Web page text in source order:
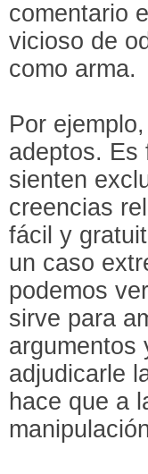
comentario
vicioso de
como arma.
Por
adeptos. Es
sienten
creencias
fácil y
un caso
podemos
sirve para
argumentos
adjudicarle
hace que a